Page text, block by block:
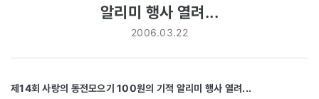
알리미 행사 열려...
2006.03.22
제14회 사랑의 동전모으기 100원의 기적 알리미 행사 열려...